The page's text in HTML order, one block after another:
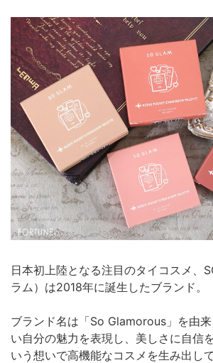
日本初上陸となる注目のタイコスメ、
ラム）は2018年に誕生したブランド。
ブランド名は「So Glamorous」を由来
い自分の魅力を表現し、美しさに自信
いう想いで高機能なコスメを生み出して